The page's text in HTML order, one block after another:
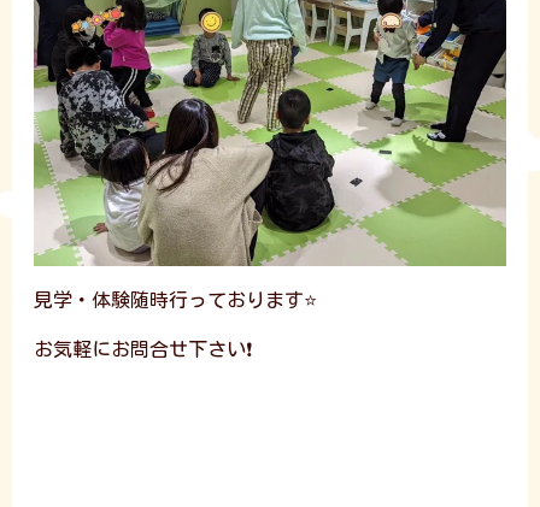
見学・体験随時行っております⭐
お気軽にお問合せ下さい❗